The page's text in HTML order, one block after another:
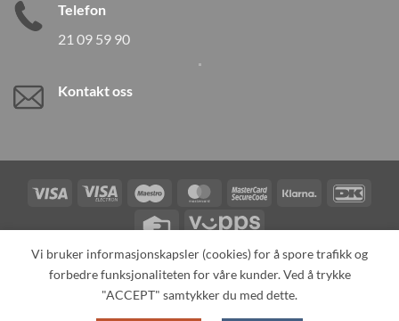
Telefon
21 09 59 90
Kontakt oss
Visa
Visa
Maestro MasterCardMasterCardKlarna
Credit
Vipps
TILBAKEKALLINGER KONTAKT OSS
OM OSS
SPESIALBESTILLING
MIN KONTO ALL PRODUCTS
Vi bruker informasjonskapsler (cookies) for å spore trafikk og
forbedre funksjonaliteten for våre kunder. Ved å trykke
"ACCEPT" samtykker du med dette.